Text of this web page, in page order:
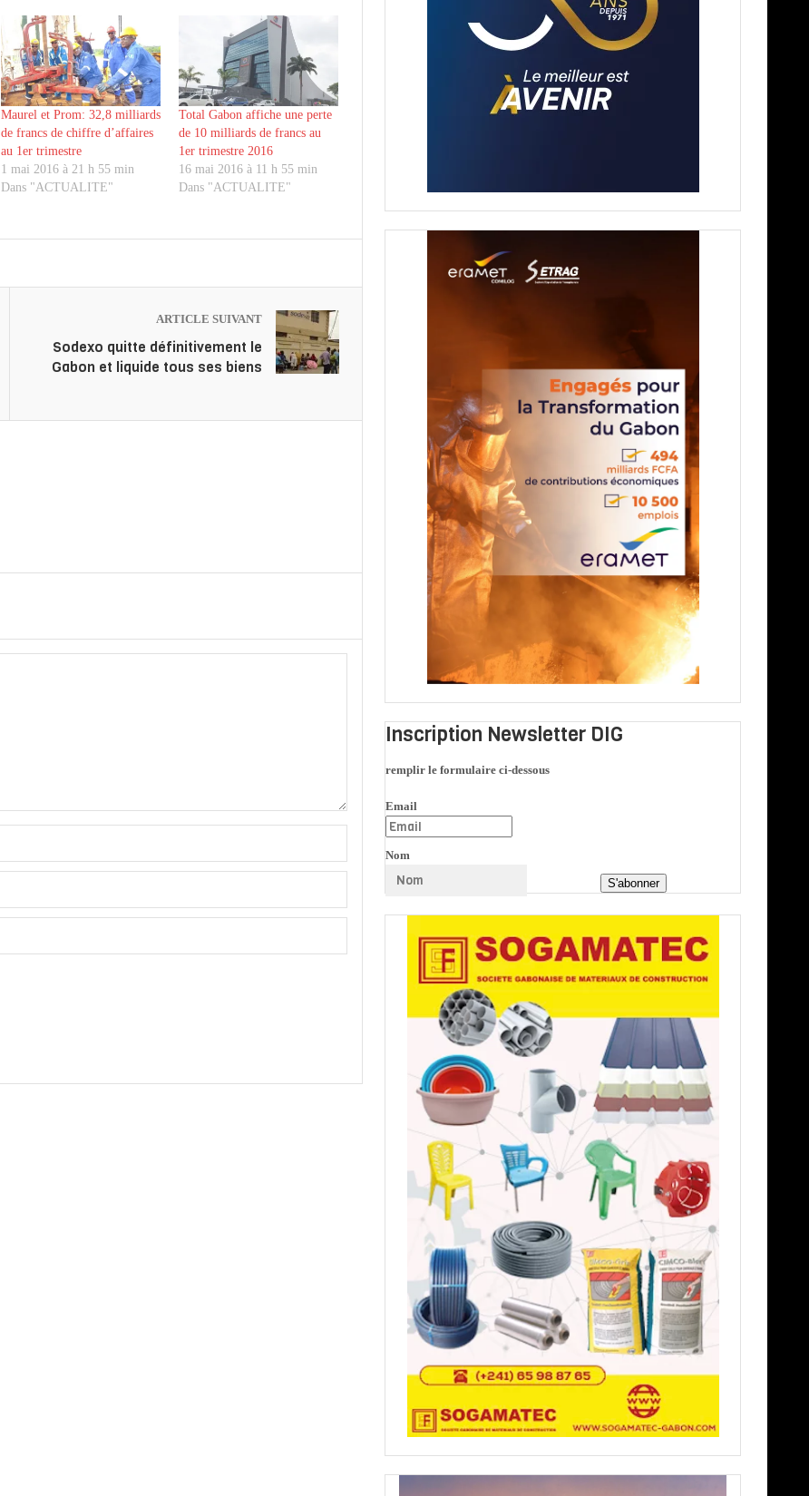
Maurel et Prom: 32,8 milliards
de francs de chiffre d’affaires
au 1er trimestre
1 mai 2016 à 21 h 55 min
Dans "ACTUALITE"
Total Gabon affiche une perte
de 10 milliards de francs au
1er trimestre 2016
16 mai 2016 à 11 h 55 min
Dans "ACTUALITE"
ARTICLE SUIVANT
Sodexo quitte définitivement le
Gabon et liquide tous ses biens
Inscription Newsletter DIG
remplir le formulaire ci-dessous
Email
Nom
S'abonner